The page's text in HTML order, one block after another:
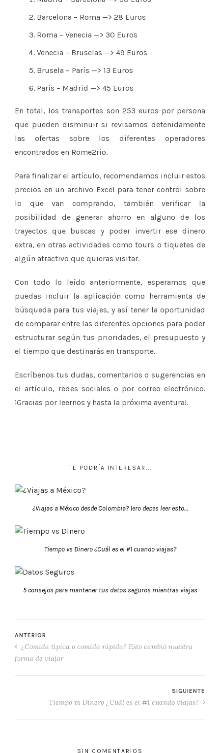
Barcelona – Roma —> 28 Euros
Roma – Venecia —> 30 Euros
Venecia – Bruselas —> 49 Euros
Brusela – París —> 13 Euros
París – Madrid —> 45 Euros
En total, los transportes son 253 euros por persona
que pueden disminuir si revisamos detenidamente
las ofertas sobre los diferentes operadores
encontrados en Rome2rio.
Para finalizar el artículo, recomendamos incluir estos
precios en un archivo Excel para tener control sobre
lo que van comprando, también verificar la
posibilidad de generar ahorro en alguno de los
trayectos que buscas y poder invertir ese dinero
extra, en otras actividades como tours o tiquetes de
algún atractivo que quieras visitar.
Con todo lo leído anteriormente, esperamos que
puedas incluir la aplicación como herramienta de
búsqueda para tus viajes, y así tener la oportunidad
de comparar entre las diferentes opciones para poder
estructurar según tus prioridades, el presupuesto y
el tiempo que destinarás en transporte.
Escríbenos tus dudas, comentarios o sugerencias en
el artículo, redes sociales o por correo electrónico.
¡Gracias por leernos y hasta la próxima aventura!.
TE PODRÍA INTERESAR...
¿Viajas a México desde Colombia? 1ero debes leer esto…
Tiempo vs Dinero ¿Cuál es el #1 cuando viajas?
5 consejos para mantener tus datos seguros mientras viajas
ANTERIOR
¿Comida típica o comida rápida? Esto cambió nuestra
forma de viajar
SIGUIENTE
Tiempo vs Dinero ¿Cuál es el #1 cuando viajas?
SIN COMENTARIOS